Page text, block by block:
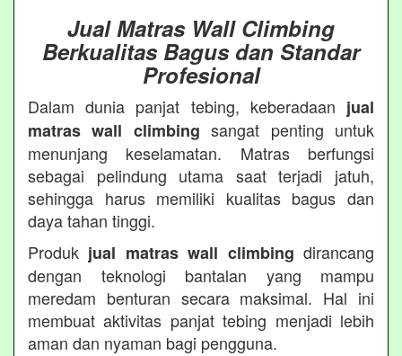
Jual Matras Wall Climbing
Berkualitas Bagus dan Standar
Profesional
Dalam dunia panjat tebing, keberadaan jual
matras wall climbing sangat penting untuk
menunjang keselamatan. Matras berfungsi
sebagai pelindung utama saat terjadi jatuh,
sehingga harus memiliki kualitas bagus dan
daya tahan tinggi.
Produk jual matras wall climbing dirancang
dengan teknologi bantalan yang mampu
meredam benturan secara maksimal. Hal ini
membuat aktivitas panjat tebing menjadi lebih
aman dan nyaman bagi pengguna.